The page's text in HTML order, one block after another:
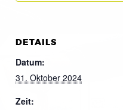
DETAILS
Datum:
31. Oktober 2024
Zeit: